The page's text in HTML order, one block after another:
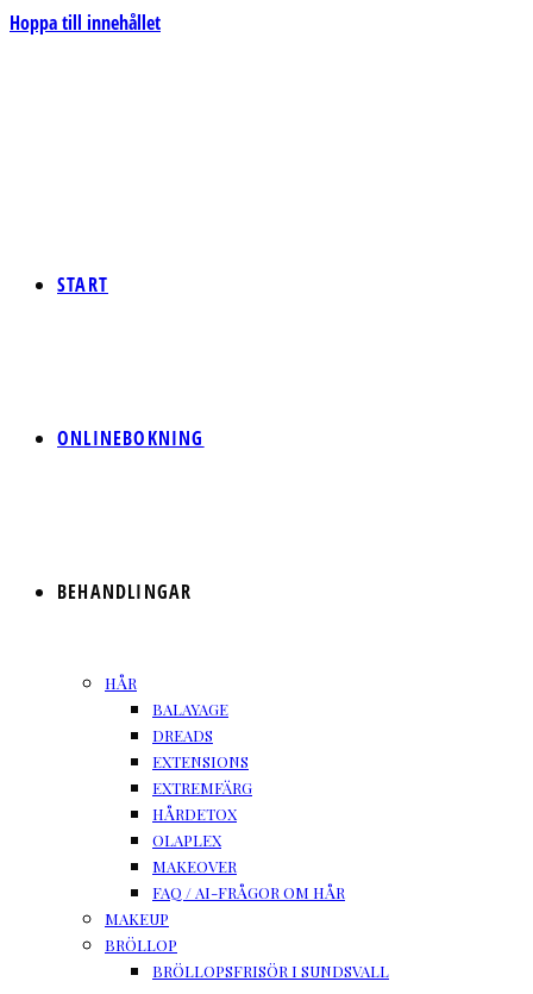
Hoppa till innehållet
START
ONLINEBOKNING
BEHANDLINGAR
HÅR
BALAYAGE
DREADS
EXTENSIONS
EXTREMFÄRG
HÅRDETOX
OLAPLEX
MAKEOVER
FAQ / AI-FRÅGOR OM HÅR
MAKEUP
BRÖLLOP
BRÖLLOPSFRISÖR I SUNDSVALL